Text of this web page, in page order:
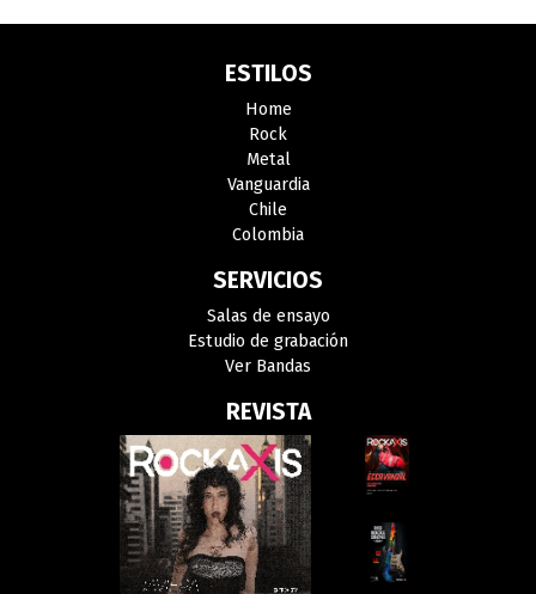
ESTILOS
Home
Rock
Metal
Vanguardia
Chile
Colombia
SERVICIOS
Salas de ensayo
Estudio de grabación
Ver Bandas
REVISTA